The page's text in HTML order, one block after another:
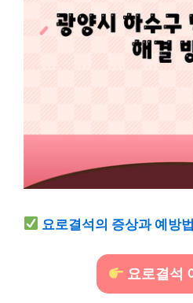
요로결석의 증상과 예방
요로결석